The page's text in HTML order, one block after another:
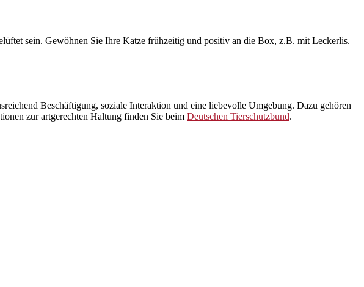
sein. Gewöhnen Sie Ihre Katze frühzeitig und positiv an die Box, z.B. mit Leckerlis.
Beschäftigung, soziale Interaktion und eine liebevolle Umgebung. Dazu gehören
zur artgerechten Haltung finden Sie beim Deutschen Tierschutzbund.